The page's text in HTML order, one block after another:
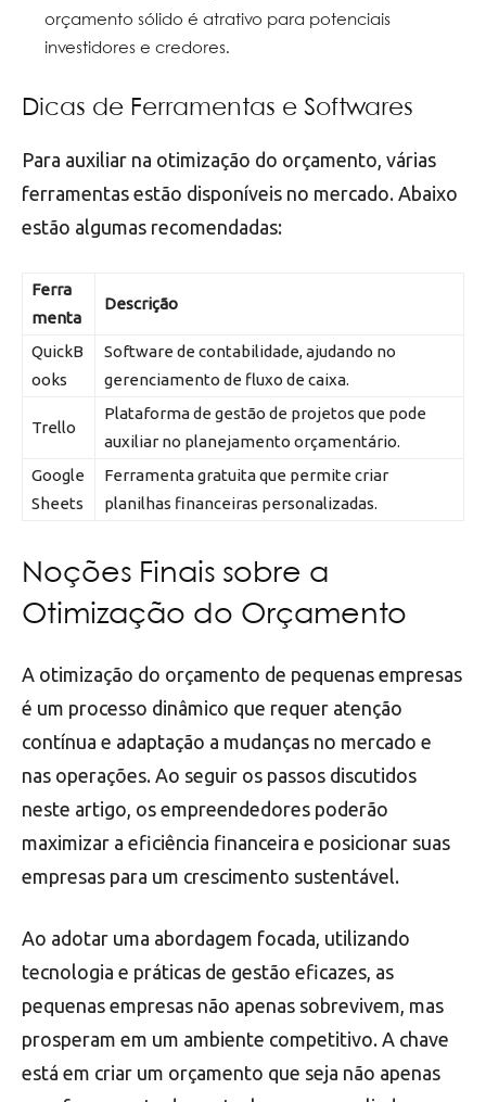
orçamento sólido é atrativo para potenciais
investidores e credores.
Dicas de Ferramentas e Softwares
Para auxiliar na otimização do orçamento, várias
ferramentas estão disponíveis no mercado. Abaixo
estão algumas recomendadas:
Ferra
menta
Descrição
QuickB
ooks
Software de contabilidade, ajudando no
gerenciamento de fluxo de caixa.
Trello
Plataforma de gestão de projetos que pode
auxiliar no planejamento orçamentário.
Google
Sheets
Ferramenta gratuita que permite criar
planilhas financeiras personalizadas.
Noções Finais sobre a
Otimização do Orçamento
A otimização do orçamento de pequenas empresas
é um processo dinâmico que requer atenção
contínua e adaptação a mudanças no mercado e
nas operações. Ao seguir os passos discutidos
neste artigo, os empreendedores poderão
maximizar a eficiência financeira e posicionar suas
empresas para um crescimento sustentável.
Ao adotar uma abordagem focada, utilizando
tecnologia e práticas de gestão eficazes, as
pequenas empresas não apenas sobrevivem, mas
prosperam em um ambiente competitivo. A chave
está em criar um orçamento que seja não apenas